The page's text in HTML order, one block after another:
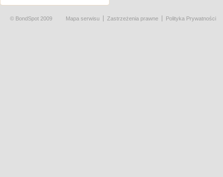
© BondSpot 2009 Mapa serwisu Zastrzeżenia prawne Polityka Prywatności